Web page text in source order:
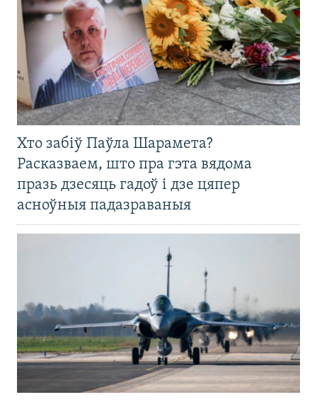
Хто забіў Паўла Шарамета?
Расказваем, што пра гэта вядома
празь дзесяць гадоў і дзе цяпер
асноўныя падазраваныя